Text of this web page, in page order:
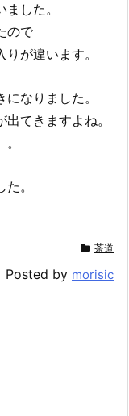
した。
ので
が違います。
なりました。
てきますよね。
。
茶道
Posted by morisic